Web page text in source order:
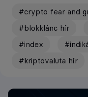
#crypto fear and
#blokklánc hír
#index
#kriptovaluta hír